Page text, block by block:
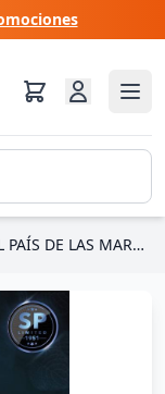
ALICIA EN EL PAÍS DE LAS MARAVILLAS EDICIÓN ESPECIAL - DISNEY MASTERCRAFT